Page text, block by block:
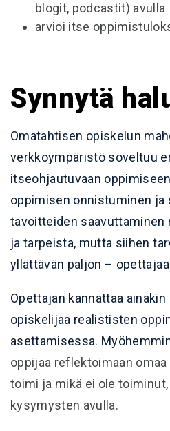
blogit, podcastit) avulla
arvioi itse
Synnytä
Omatahtisen opiskelun
verkkoympäristö soveltuu
itseohjautuvaan
oppimisen onnistuminen ja
tavoitteiden saavuttaminen
ja tarpeista, mutta siihen
yllättävän paljon –
Opettajan kannattaa
opiskelijaa realististen
asettamisessa.
oppijaa reflektoimaan
toimi ja mikä ei ole
kysymysten avulla.